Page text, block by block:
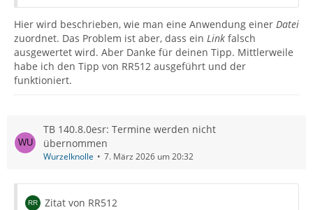
Hier wird beschrieben, wie man eine Anwendung einer Datei
zuordnet. Das Problem ist aber, dass ein Link falsch
ausgewertet wird. Aber Danke für deinen Tipp. Mittlerweile
habe ich den Tipp von RR512 ausgeführt und der
funktioniert.
TB 140.8.0esr: Termine werden nicht
übernommen
Wurzelknolle 7. März 2026 um 20:32
Zitat von RR512